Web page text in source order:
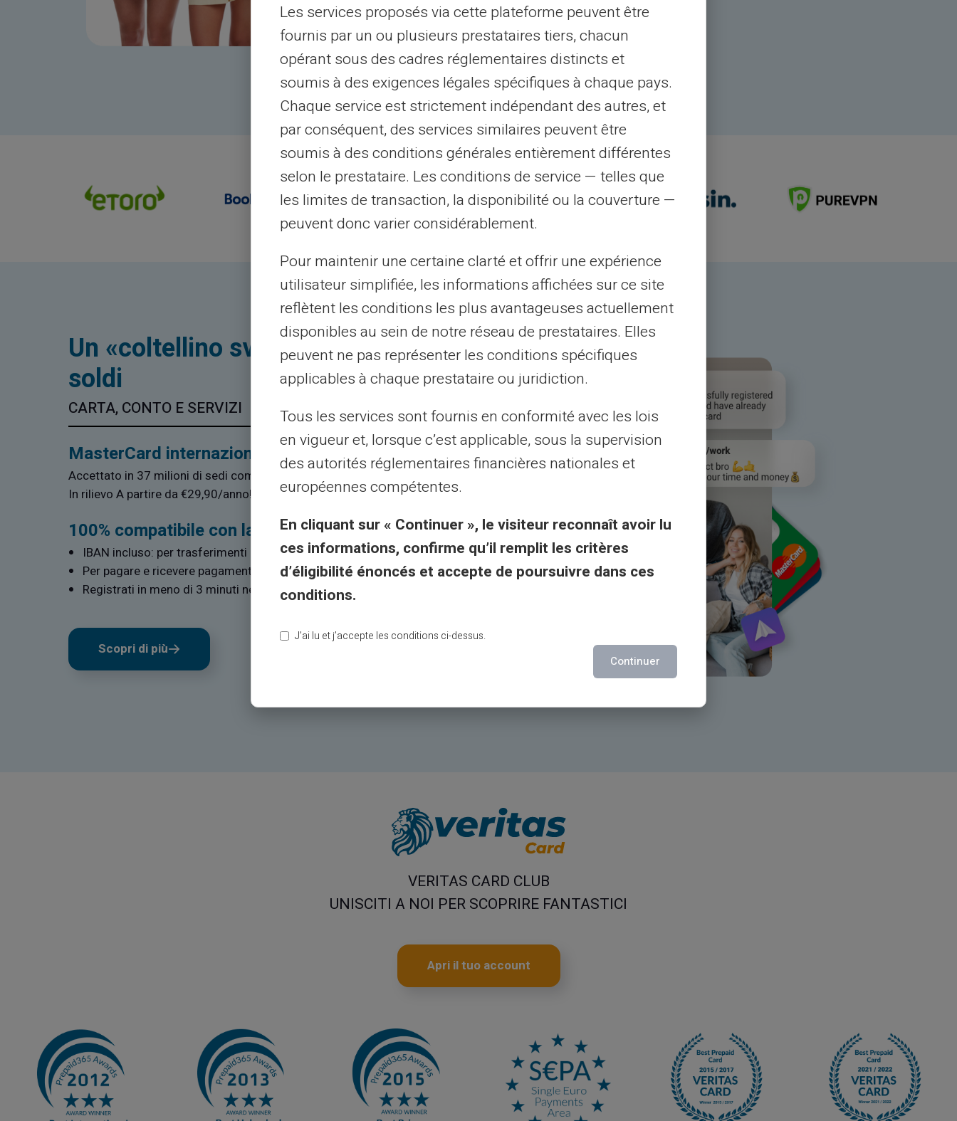
Scopri di più
Un «coltellino svizzero» per i tuoi
soldi
CARTA, CONTO E SERVIZI
MasterCard internazionale
Accettato in 37 milioni di sedi commerciali e sportelli bancomat
In rilievo A partire da €29,90/anno!
100% compatibile con la tua banca o neobank
IBAN incluso: per trasferimenti in entrata e in uscita
Per pagare e ricevere pagamenti in modo semplice e veloce
Registrati in meno di 3 minuti netti
Scopri di più
VERITAS CARD CLUB
UNISCITI A NOI PER SCOPRIRE FANTASTICI
Apri il tuo account
Les services proposés via cette plateforme peuvent être
fournis par un ou plusieurs prestataires tiers, chacun
opérant sous des cadres réglementaires distincts et
soumis à des exigences légales spécifiques à chaque pays.
Chaque service est strictement indépendant des autres, et
par conséquent, des services similaires peuvent être
soumis à des conditions générales entièrement différentes
selon le prestataire. Les conditions de service — telles que
les limites de transaction, la disponibilité ou la couverture —
peuvent donc varier considérablement.
Pour maintenir une certaine clarté et offrir une expérience
utilisateur simplifiée, les informations affichées sur ce site
reflètent les conditions les plus avantageuses actuellement
disponibles au sein de notre réseau de prestataires. Elles
peuvent ne pas représenter les conditions spécifiques
applicables à chaque prestataire ou juridiction.
Tous les services sont fournis en conformité avec les lois
en vigueur et, lorsque c’est applicable, sous la supervision
des autorités réglementaires financières nationales et
européennes compétentes.
En cliquant sur « Continuer », le visiteur reconnaît avoir lu
ces informations, confirme qu’il remplit les critères
d’éligibilité énoncés et accepte de poursuivre dans ces
conditions.
J’ai lu et j’accepte les conditions ci-dessus.
Continuer